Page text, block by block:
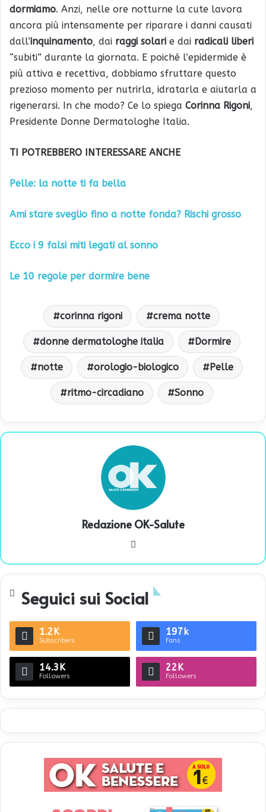
dormiamo. Anzi, nelle ore notturne la cute lavora
ancora più intensamente per riparare i danni causati
dall’inquinamento, dai raggi solari e dai radicali liberi
“subiti” durante la giornata. E poiché l’epidermide è
più attiva e recettiva, dobbiamo sfruttare questo
prezioso momento per nutrirla, idratarla e aiutarla a
rigenerarsi. In che modo? Ce lo spiega Corinna Rigoni,
Presidente Donne Dermatologhe Italia.
TI POTREBBERO INTERESSARE ANCHE
Pelle: la notte ti fa bella
Ami stare sveglio fino a notte fonda? Rischi grosso
Ecco i 9 falsi miti legati al sonno
Le 10 regole per dormire bene
corinna rigoni crema notte
donne dermatologhe italia Dormire
notte orologio-biologico Pelle
ritmo-circadiano Sonno
Redazione OK-Salute
te
Seguici sui Social
1.2K
Subscribers
197k
Fans
14.3K
Followers
22K
Followers